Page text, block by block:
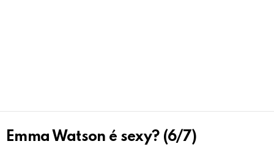
Emma Watson é sexy? (6/7)